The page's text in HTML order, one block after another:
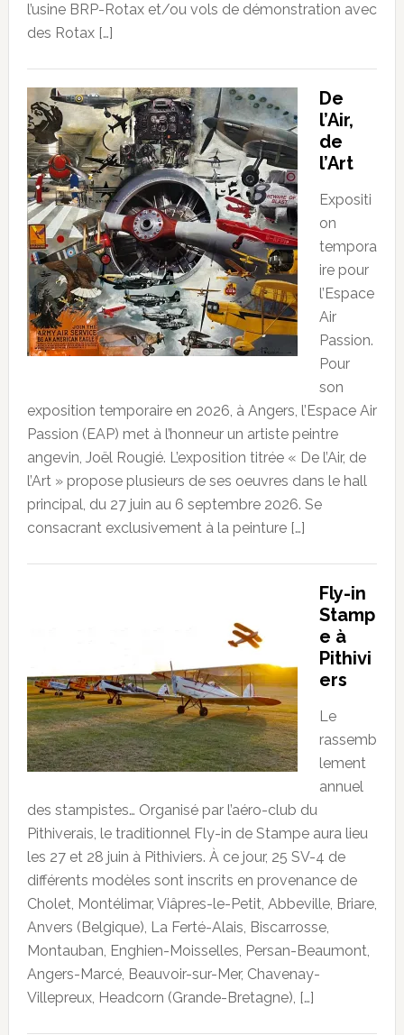
l’usine BRP-Rotax et/ou vols de démonstration avec
des Rotax […]
De
l’Air,
de
l’Art
Expositi
on
tempora
ire pour
l’Espace
Air
Passion.
Pour
son
exposition temporaire en 2026, à Angers, l’Espace Air
Passion (EAP) met à l’honneur un artiste peintre
angevin, Joël Rougié. L’exposition titrée « De l’Air, de
l’Art » propose plusieurs de ses oeuvres dans le hall
principal, du 27 juin au 6 septembre 2026. Se
consacrant exclusivement à la peinture […]
Fly-in
Stamp
e à
Pithivi
ers
Le
rassemb
lement
annuel
des stampistes… Organisé par l’aéro-club du
Pithiverais, le traditionnel Fly-in de Stampe aura lieu
les 27 et 28 juin à Pithiviers. À ce jour, 25 SV-4 de
différents modèles sont inscrits en provenance de
Cholet, Montélimar, Viâpres-le-Petit, Abbeville, Briare,
Anvers (Belgique), La Ferté-Alais, Biscarrosse,
Montauban, Enghien-Moisselles, Persan-Beaumont,
Angers-Marcé, Beauvoir-sur-Mer, Chavenay-
Villepreux, Headcorn (Grande-Bretagne), […]